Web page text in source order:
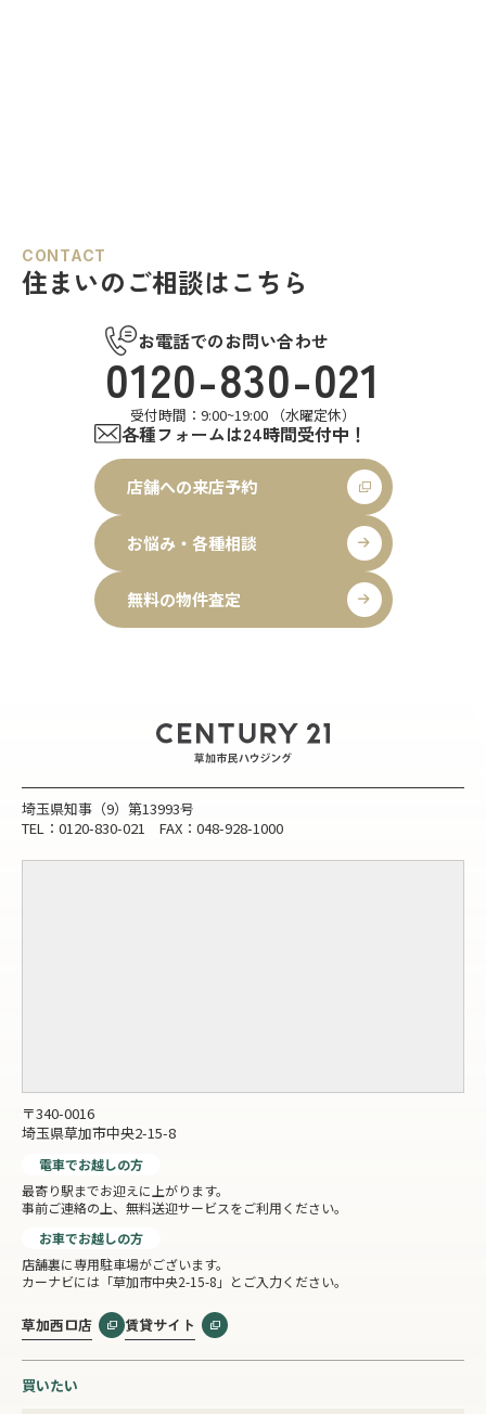
CONTACT
住まいのご相談はこちら
お電話でのお問い合わせ
0120-830-021
受付時間：9:00~19:00 （水曜定休）
各種フォームは24時間受付中！
店舗への来店予約
お悩み・各種相談
無料の物件査定
埼玉県知事（9）第13993号
TEL：0120-830-021 FAX：048-928-1000
〒340-0016
埼玉県草加市中央2-15-8
電車でお越しの方
最寄り駅までお迎えに上がります。
事前ご連絡の上、無料送迎サービスをご利用ください。
お車でお越しの方
店舗裏に専用駐車場がございます。
カーナビには「草加市中央2-15-8」とご入力ください。
草加西口店 賃貸サイト
買いたい